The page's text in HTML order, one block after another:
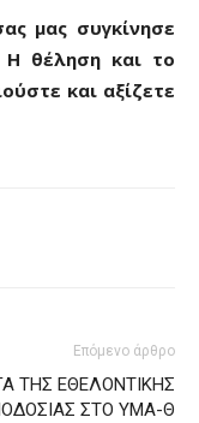
μας συγκίνησε
Η θέληση και το
και αξίζετε
Επόμενο άρθρο
ΤΗΣ ΕΘΕΛΟΝΤΙΚΗΣ
ΣΤΟ ΥΜΑ-Θ